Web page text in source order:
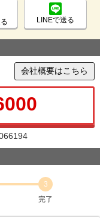
LINEで送る
会社概要はこちら
3
完了